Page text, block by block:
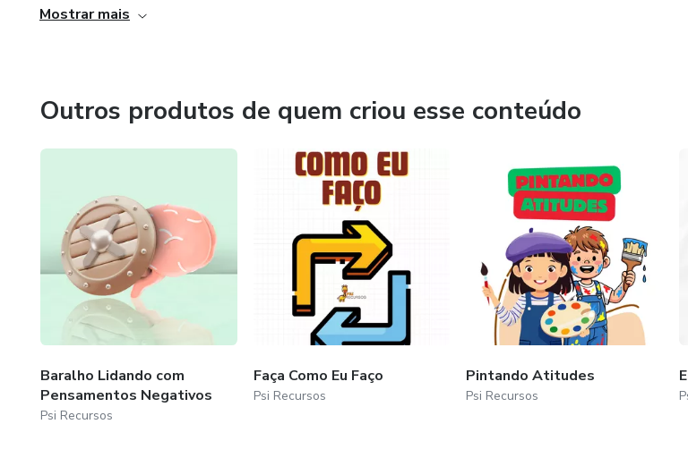
Mostrar mais
Outros produtos de quem criou esse conteúdo
Baralho Lidando com
Pensamentos Negativos
Psi Recursos
Faça Como Eu Faço
Psi Recursos
Pintando Atitudes
Psi Recursos